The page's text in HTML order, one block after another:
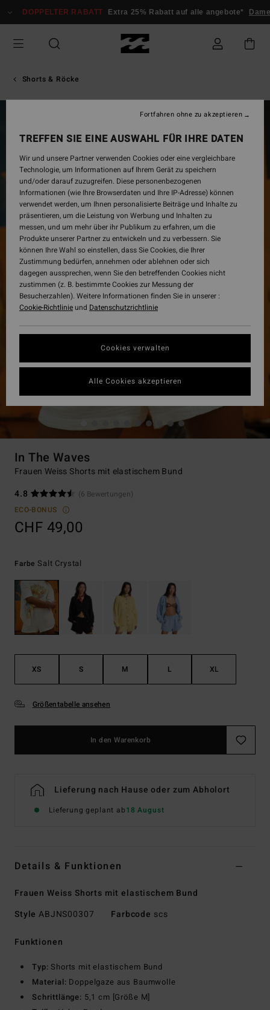
zur
springen
DOPPELTER RABATT Extra 25% Rabatt auf alle angebote*
Shorts & Röcke
In The Waves
Frauen Weiss Shorts mit elastischem Bund
4.8
(6 Bewertungen)
ECO-BONUS
CHF 49,00
Farbe Salt Crystal
XS S M L XL
Größentabelle ansehen
In den Warenkorb
Lieferung nach Hause oder zum Abholort
Lieferung geplant ab18 August
Details & Funktionen
Frauen Weiss Shorts mit elastischem Bund
Style ABJNS00307 Farbcode scs
Funktionen
Typ: Shorts mit elastischem Bund
Material: Doppelgaze aus Baumwolle
Schrittlänge: 5,1 cm [Größe M]
TREFFEN SIE EINE AUSWAHL FÜR IHRE DATEN
Wir und unsere Partner verwenden Cookies oder eine vergleichbare
Technologie, um Informationen auf Ihrem Gerät zu speichern
und/oder darauf zuzugreifen. Diese personenbezogenen
Informationen (wie Ihre Browserdaten und Ihre IP-Adresse) können
verwendet werden, um Ihnen personalisierte Beiträge und Inhalte zu
präsentieren, um die Leistung von Werbung und Inhalten zu
messen, und um mehr über ihr Publikum zu erfahren, um die
Produkte unserer Partner zu entwickeln und zu verbessern. Sie
können Ihre Wahl so einstellen, dass Sie Cookies, die Ihrer
Zustimmung bedürfen, annehmen oder ablehnen oder sich
dagegen aussprechen, wenn Sie den betreffenden Cookies nicht
zustimmen (z. B. bestimmte Cookies zur Messung der
Besucherzahlen). Weitere Informationen finden Sie in unserer :
Cookie-Richtlinieund Datenschutzrichtlinie
Cookies verwalten
Fortfahren ohne zu akzeptieren
Alle Cookies akzeptieren